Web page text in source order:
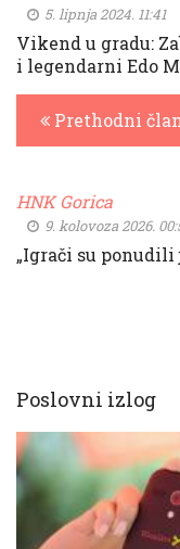
5. lipnja 2024. 11:41
Vikend u gradu:
i legendarni Edo
Prethodni
HNK Gorica
9. kolovoza 2026.
„Igrači su
Poslovni izlog